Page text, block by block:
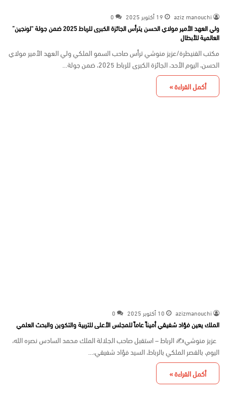
aziz manouchi 19 أكتوبر 2025 0
ولي العهد الأمير مولاي الحسن يترأس الجائزة الكبرى للرباط 2025 ضمن جولة “لونجين”
العالمية للأبطال
مكتب القنيطرة/عزيز منوشي ترأس صاحب السمو الملكي ولي العهد الأمير مولاي
الحسن، اليوم الأحد، الجائزة الكبرى للرباط 2025، ضمن جولة…
أكمل القراءة »
azizmanouchi 10 أكتوبر 2025 0
الملك يعين فؤاد شفيقي أميناً عاماً للمجلس الأعلى للتربية والتكوين والبحث العلمي
عزيز منوشي✍️ الرباط – استقبل صاحب الجلالة الملك محمد السادس نصره الله،
اليوم، بالقصر الملكي بالرباط، السيد فؤاد شفيقي،…
أكمل القراءة »